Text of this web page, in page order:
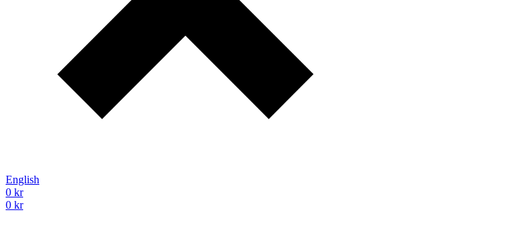
English
0 kr
0 kr